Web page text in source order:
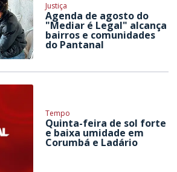
Justiça
Agenda de agosto do
"Mediar é Legal" alcança
bairros e comunidades
do Pantanal
Tempo
Quinta-feira de sol forte
e baixa umidade em
Corumbá e Ladário